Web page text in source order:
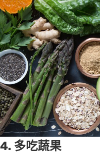
4. 多吃蔬果